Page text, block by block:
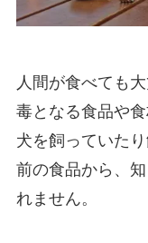
人間が食べても
毒となる食品や食
犬を飼っていた
前の食品から、
れません。